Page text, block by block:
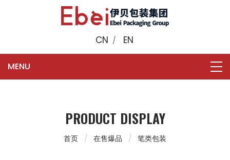
CN / EN
PRODUCT DISPLAY
首页 在售爆品 笔类包装